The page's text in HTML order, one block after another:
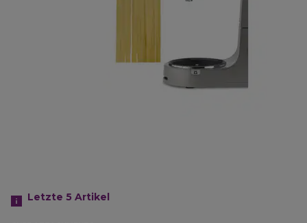
Letzte 5 Artikel